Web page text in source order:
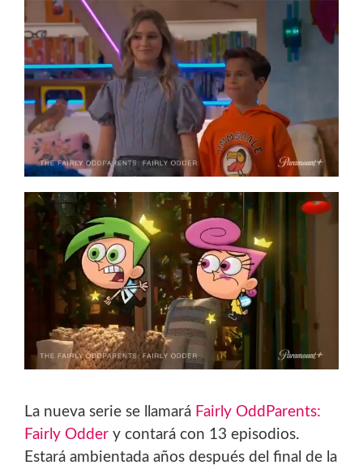
La nueva serie se llamará Fairly OddParents:
Fairly Odder y contará con 13 episodios.
Estará ambientada años después del final de la